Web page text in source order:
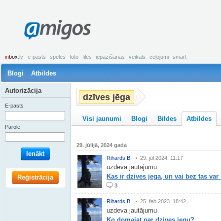
amigos
inbox .lv e-pasts spēles foto files iepazīšanās veikals ceļojumi smart
Blogi Atbildes
dzīves jēga
Visi jaunumi Blogi Bildes Atbildes
29. jūlijā, 2024 gada
Rihards B. 29. jūl 2024. 11:17
uzdeva jautājumu
Kas ir dzives jega, un vai bez tas
3
Rihards B. 25. feb 2023. 18:42
uzdeva jautājumu
Autorizācija
E-pasts
Parole
Ienākt
Reģistrācija